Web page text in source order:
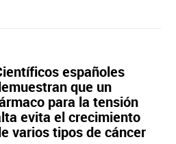
españoles
que un
para la tensión
evita el crecimiento
varios tipos de cáncer